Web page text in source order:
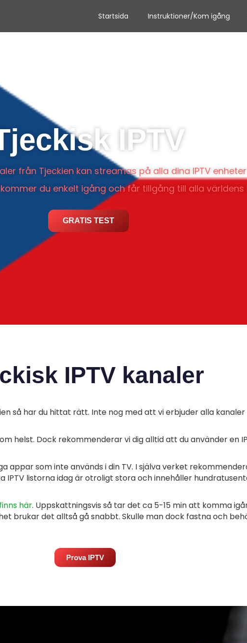
Startsida Instruktioner/Kom igång
IPTV
från Tjeckien kan streamas på alla dina IPTV
kommer du enkelt igång och får tillgång till alla världens
GRATIS TEST
IPTV kanaler
så har du hittat rätt. Inte nog med att vi erbjuder alla
helst. Dock rekommenderar vi dig alltid att du använder en
appar som inte används i din TV. I själva verket
listorna idag är otroligt stora och innehåller
här. Uppskattningsvis så tar det ca 5-15 min att komma
brukar det alltså gå snabbt. Skulle man dock fastna och
Prova IPTV